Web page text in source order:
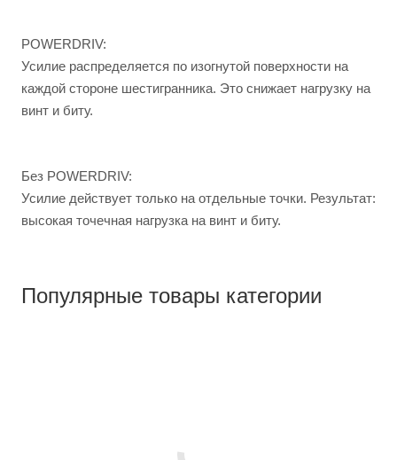
POWERDRIV:
Усилие распределяется по изогнутой поверхности на
каждой стороне шестигранника. Это снижает нагрузку на
винт и биту.
Без POWERDRIV:
Усилие действует только на отдельные точки. Результат:
высокая точечная нагрузка на винт и биту.
Популярные товары категории